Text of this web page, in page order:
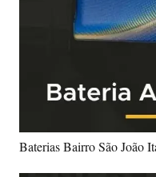
Baterias Bairro São João